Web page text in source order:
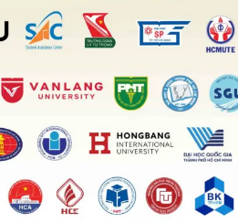
from the
is unfeasiblein the
consequences
salinity
to compromise with this
due to the narrowing of
repercussions of
recent Yagi typhoon, for